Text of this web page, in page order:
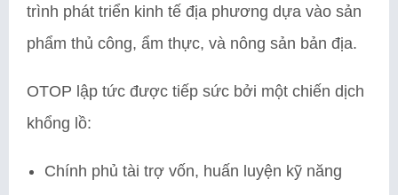
trình phát triển kinh tế địa phương dựa vào sản
phẩm thủ công, ẩm thực, và nông sản bản địa.
OTOP lập tức được tiếp sức bởi một chiến dịch
khổng lồ:
Chính phủ tài trợ vốn, huấn luyện kỹ năng